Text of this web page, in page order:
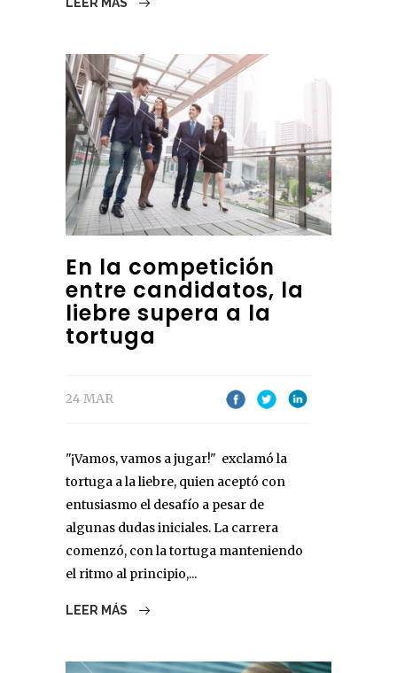
En la competición
entre candidatos, la
liebre supera a la
tortuga
24 MAR
"¡Vamos, vamos a jugar!" exclamó la
tortuga a la liebre, quien aceptó con
entusiasmo el desafío a pesar de
algunas dudas iniciales. La carrera
comenzó, con la tortuga manteniendo
el ritmo al principio,...
LEER MÁS